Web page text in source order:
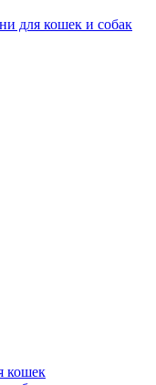
для кошек и собак
кошек